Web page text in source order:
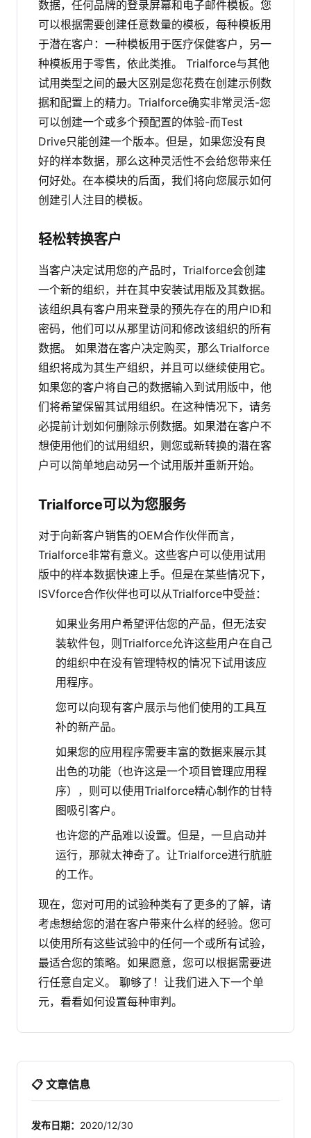
数据，任何品牌的登录屏幕和电子邮件模板。您
可以根据需要创建任意数量的模板，每种模板用
于潜在客户：一种模板用于医疗保健客户，另一
种模板用于零售，依此类推。
Trialforce与其他
试用类型之间的最大区别是您花费在创建示例数
据和配置上的精力。Trialforce确实非常灵活-您
可以创建一个或多个预配置的体验-而Test
Drive只能创建一个版本。但是，如果您没有良
好的样本数据，那么这种灵活性不会给您带来任
何好处。在本模块的后面，我们将向您展示如何
创建引人注目的模板。
轻松转换客户
当客户决定试用您的产品时，Trialforce会创建
一个新的组织，并在其中安装试用版及其数据。
该组织具有客户用来登录的预先存在的用户ID和
密码，他们可以从那里访问和修改该组织的所有
数据。
如果潜在客户决定购买，那么Trialforce
组织将成为其生产组织，并且可以继续使用它。
如果您的客户将自己的数据输入到试用版中，他
们将希望保留其试用组织。在这种情况下，请务
必提前计划如何删除示例数据。如果潜在客户不
想使用他们的试用组织，则您或新转换的潜在客
户可以简单地启动另一个试用版并重新开始。
Trialforce可以为您服务
对于向新客户销售的OEM合作伙伴而言，
Trialforce非常有意义。这些客户可以使用试用
版中的样本数据快速上手。但是在某些情况下，
ISVforce合作伙伴也可以从Trialforce中受益：
如果业务用户希望评估您的产品，但无法安
装软件包，则Trialforce允许这些用户在自己
的组织中在没有管理特权的情况下试用该应
用程序。
您可以向现有客户展示与他们使用的工具互
补的新产品。
如果您的应用程序需要丰富的数据来展示其
出色的功能（也许这是一个项目管理应用程
序），则可以使用Trialforce精心制作的甘特
图吸引客户。
也许您的产品难以设置。但是，一旦启动并
运行，那就太神奇了。让Trialforce进行肮脏
的工作。
现在，您对可用的试验种类有了更多的了解，请
考虑想给您的潜在客户带来什么样的经验。您可
以使用所有这些试验中的任何一个或所有试验，
最适合您的策略。如果愿意，您可以根据需要进
行任意自定义。
聊够了！让我们进入下一个单
元，看看如何设置每种审判。
📋 文章信息
发布日期： 2020/12/30